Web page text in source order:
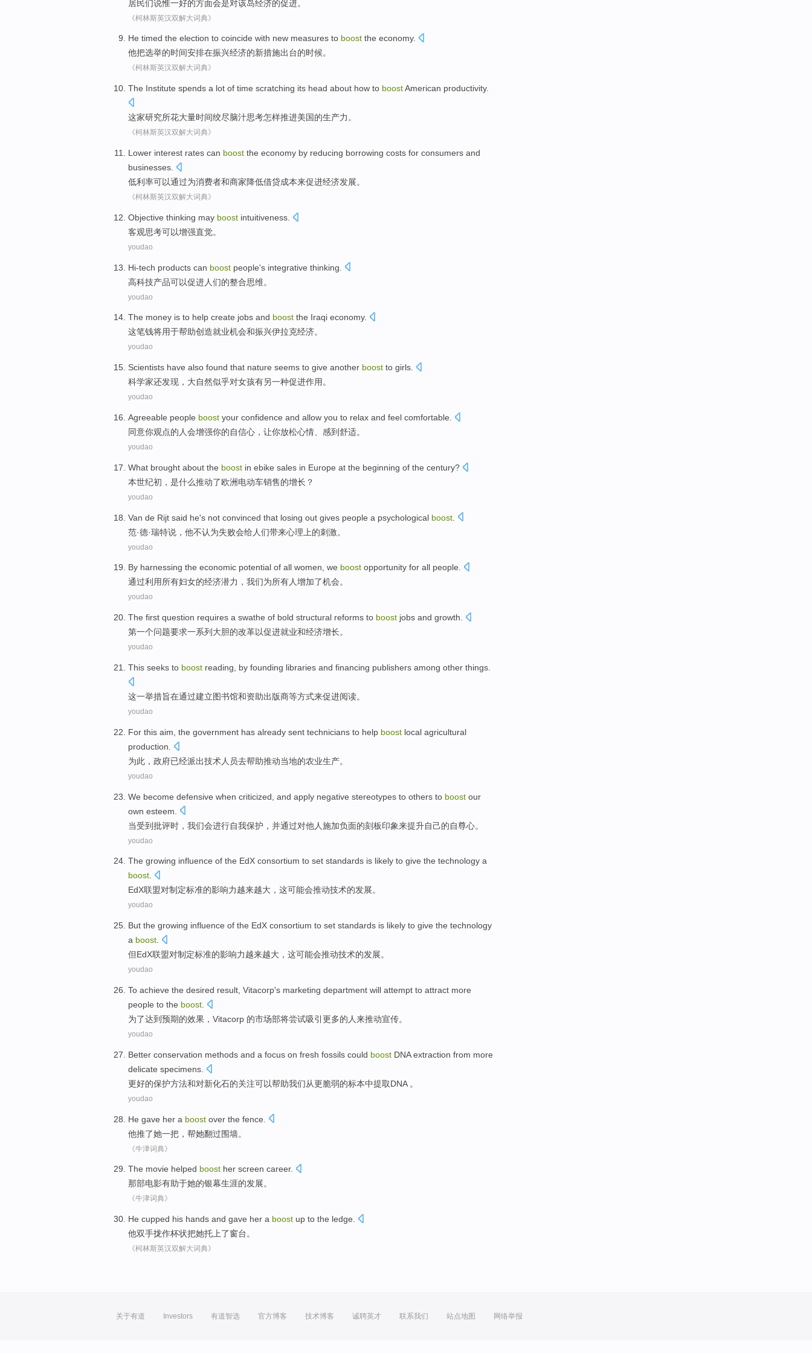
居民们说惟一好的方面会是对该岛经济的促进。
《柯林斯英汉双解大词典》
He timed the election to coincide with new measures to boost the economy.
他把选举的时间安排在振兴经济的新措施出台的时候。
《柯林斯英汉双解大词典》
The Institute spends a lot of time scratching its head about how to boostAmerican productivity.
这家研究所花大量时间绞尽脑汁思考怎样推进美国的生产力。
《柯林斯英汉双解大词典》
Lower interest rates can boost the economy by reducing borrowing costs for consumers and
businesses
低利率可以通过为消费者和商家降低借贷成本来促进经济发展。
《柯林斯英汉双解大词典》
Objective thinking may boost intuitiveness
客观思考可以增强直觉。
youdao
Hi-tech products can boost people's integrative thinking
高科技产品可以促进人们的整合思维。
youdao
The money is to help create jobs and boost the Iraqi economy.
这笔钱将用于帮助创造就业机会和振兴伊拉克经济。
youdao
Scientists have also found that nature seems to give another boost to girls
科学家还发现 ， 大自然似乎对女孩有另一种促进作用 。
youdao
Agreeable people boost your confidence and allow you to relax and feel comfortable
同意你观点的 人会增强你的自信心 ， 让你放松心情、 感到舒适。
youdao
What brought about the boost in ebike sales in Europe at the beginning of the century?
本世纪初 ，是什么推动了欧洲电动车销售的增长？
youdao
Van de Rijt said he's not convinced that losing out gives people a psychological boost
范·德·瑞特说 ， 他不认为失败会给人们带来心理上的刺激。
youdao
By harnessing the economic potential of all women, we boost opportunity for all people.
通过利用所有妇女的经济潜力 ， 我们为所有人增加了机会。
youdao
The first question requires a swathe of bold structural reforms to boost jobs and growth
第一个问题要求一系列 大胆的改革以促进就业和经济增长。
youdao
This seeks to boost reading by founding libraries and financing publishers among other things
这一举措旨在通过建立图书馆和资助出版商等方式来促进阅读。
youdao
For this aim the government has already sent technicians to help boost local agricultural
production
为此 ， 政府已经派出技术人员去帮助推动当地的农业生产。
youdao
We become defensive when criticized and apply negative stereotypes to others to boost our
own esteem
当受到批评时， 我们会进行自我保护， 并通过对他人施加负面的刻板印象来提升自己的自尊心。
youdao
The growing influence of the EdX consortium to set standards is likely to give the technology a
boost.
EdX联盟对制定标准的影响力越来越大， 这可能会推动技术的发展。
youdao
But the growing influence of the EdX consortium to set standards is likely to give the technology
a boost
但EdX联盟对制定标准的影响力越来越大 ， 这可能会推动技术的发展。
youdao
To achieve the desired result Vitacorp's marketing department will attempt to attract more
people to the boost
为了达到预期的效果 ， Vitacorp 的市场部将尝试吸引 更多的 人来推动宣传。
youdao
Better conservation methods and a focus on fresh fossils could boost DNA extraction from more
delicate specimens
更好的保护方法和对新化石的关注可以帮助我们从更脆弱的标本中提取DNA。
youdao
He gave her a boost over the fence
他推了她一把 ，帮她翻过围墙。
《牛津词典》
The movie helped boost her screen career.
那部电影有助于她的银幕生涯的发展。
《牛津词典》
He cupped his hands and gave her a boost up to the ledge
他双手拢作杯状把她托 上了窗台。
《柯林斯英汉双解大词典》
关于有道 Investors 有道智选 官方博客 技术博客 诚聘英才 联系我们 站点地图 网络举报